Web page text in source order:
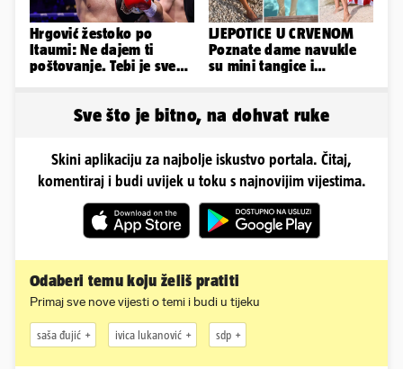
Hrgović žestoko po
Itaumi: Ne dajem ti
poštovanje. Tebi je sve
LJEPOTICE U CRVENOM
Poznate dame navukle
su mini tangice i
Sve što je bitno, na dohvat ruke
Skini aplikaciju za najbolje iskustvo portala. Čitaj,
komentiraj i budi uvijek u toku s najnovijim vijestima.
Odaberi temu koju želiš pratiti
Primaj sve nove vijesti o temi i budi u tijeku
saša đujić ivica lukanović sdp